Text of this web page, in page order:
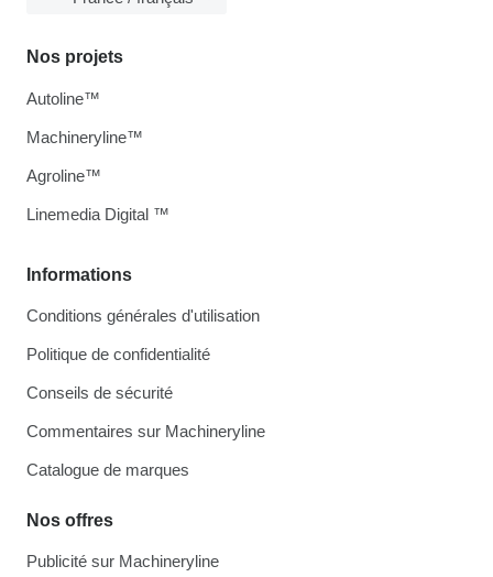
Informations
Conditions générales d'utilisation
Politique de confidentialité
Conseils de sécurité
Commentaires sur Machineryline
Catalogue de marques
Nos offres
Publicité sur Machineryline
Nos projets
Autoline™
Machineryline™
Agroline™
Linemedia Digital ™